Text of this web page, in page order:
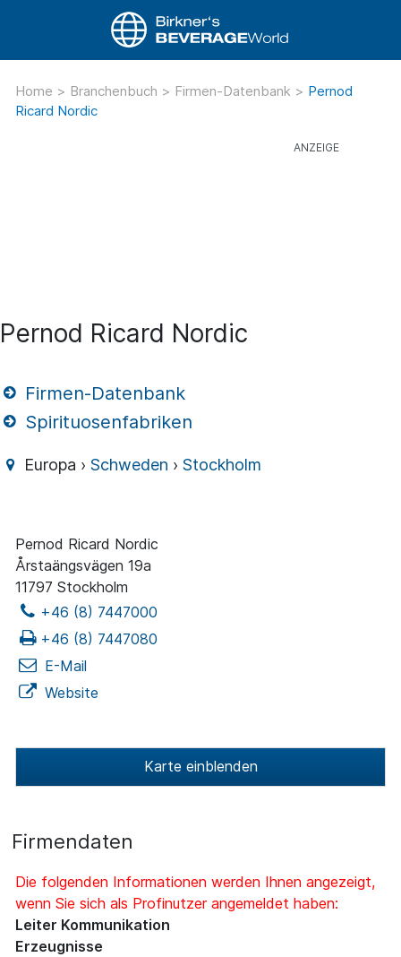
Home > Branchenbuch > Firmen-Datenbank > Pernod
Ricard Nordic
Pernod Ricard Nordic
Firmen-Datenbank
Spirituosenfabriken
Europa ›Schweden ›Stockholm
Pernod Ricard Nordic
Årstaängsvägen 19a
11797 Stockholm
+46 (8) 7447000
+46 (8) 7447080
E-Mail
Website
Karte einblenden
Firmendaten
Die folgenden Informationen werden Ihnen angezeigt,
wenn Sie sich als Profinutzer angemeldet haben:
Leiter Kommunikation
Erzeugnisse